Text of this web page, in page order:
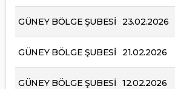
GÜNEY BÖLGE ŞUBESİ 23.02.2026
GÜNEY BÖLGE ŞUBESİ 21.02.2026
GÜNEY BÖLGE ŞUBESİ 12.02.2026